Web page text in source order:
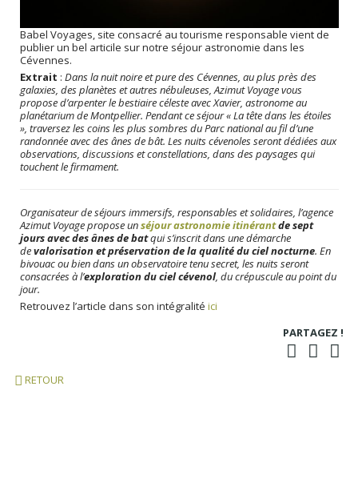
Babel Voyages, site consacré au tourisme responsable vient de
publier un bel articile sur notre séjour astronomie dans les
Cévennes.
Extrait :Dans la nuit noire et pure des Cévennes, au plus près des
galaxies, des planètes et autres nébuleuses, Azimut Voyage vous
propose d’arpenter le bestiaire céleste avec Xavier, astronome au
planétarium de Montpellier. Pendant ce séjour « La tête dans les étoiles
», traversez les coins les plus sombres du Parc national au fil d’une
randonnée avec des ânes de bât. Les nuits cévenoles seront dédiées aux
observations, discussions et constellations, dans des paysages qui
touchent le firmament.
Organisateur de séjours immersifs, responsables et solidaires, l’agence
Azimut Voyage propose unséjour astronomie itinérantde sept
jours avec des ânes de batqui s’inscrit dans une démarche
devalorisation et préservation de la qualité du ciel nocturne. En
bivouac ou bien dans un observatoire tenu secret, les nuits seront
consacrées à l’exploration du ciel cévenol, du crépuscule au point du
jour.
Retrouvez l’article dans son intégralitéici
PARTAGEZ !
RETOUR